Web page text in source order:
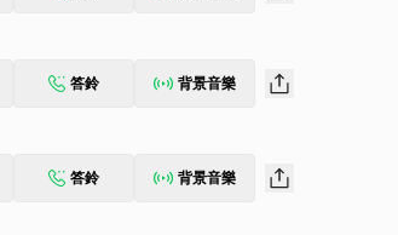
答鈴 背景音樂
答鈴 背景音樂